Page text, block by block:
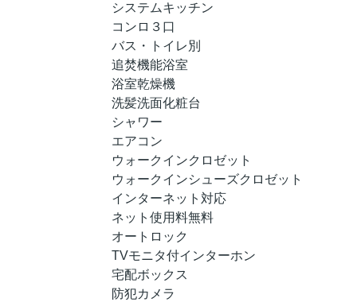
システムキッチン
コンロ３口
バス・トイレ別
追焚機能浴室
浴室乾燥機
洗髪洗面化粧台
シャワー
エアコン
ウォークインクロゼット
ウォークインシューズクロゼット
インターネット対応
ネット使用料無料
オートロック
TVモニタ付インターホン
宅配ボックス
防犯カメラ